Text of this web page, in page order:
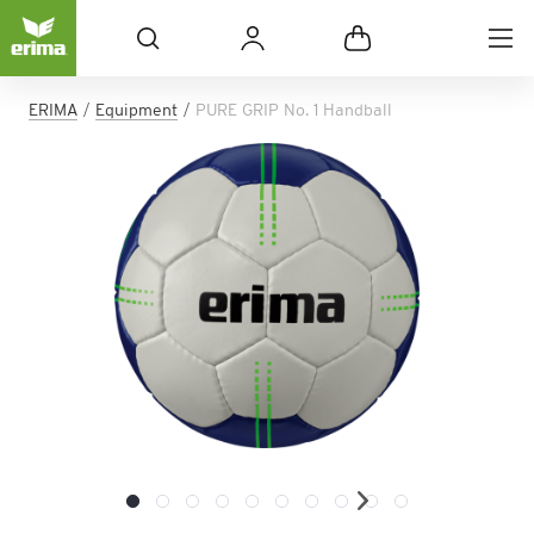
ERIMA Equipment PURE GRIP No. 1 Handball